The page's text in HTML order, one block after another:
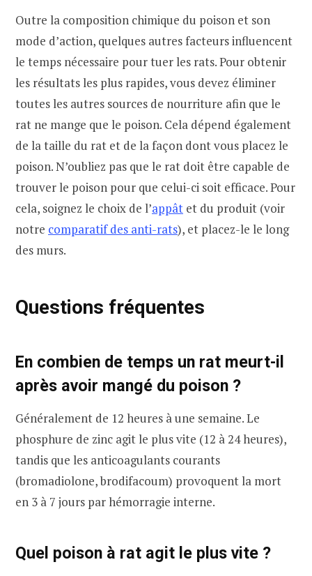
Outre la composition chimique du poison et son
mode d’action, quelques autres facteurs influencent
le temps nécessaire pour tuer les rats. Pour obtenir
les résultats les plus rapides, vous devez éliminer
toutes les autres sources de nourriture afin que le
rat ne mange que le poison. Cela dépend également
de la taille du rat et de la façon dont vous placez le
poison. N’oubliez pas que le rat doit être capable de
trouver le poison pour que celui-ci soit efficace. Pour
cela, soignez le choix de l’appât et du produit (voir
notre comparatif des anti-rats), et placez-le le long
des murs.
Questions fréquentes
En combien de temps un rat meurt-il
après avoir mangé du poison ?
Généralement de 12 heures à une semaine. Le
phosphure de zinc agit le plus vite (12 à 24 heures),
tandis que les anticoagulants courants
(bromadiolone, brodifacoum) provoquent la mort
en 3 à 7 jours par hémorragie interne.
Quel poison à rat agit le plus vite ?